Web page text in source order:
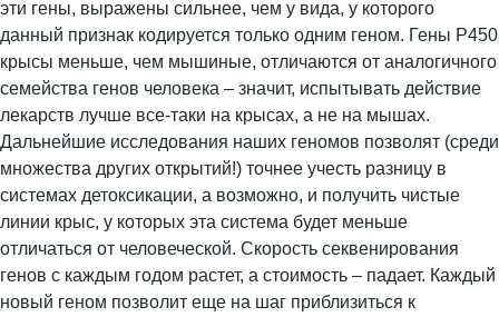
эти гены, выражены сильнее, чем у вида, у которого
данный признак кодируется только одним геном. Гены P450
крысы меньше, чем мышиные, отличаются от аналогичного
семейства генов человека – значит, испытывать действие
лекарств лучше все-таки на крысах, а не на мышах.
Дальнейшие исследования наших геномов позволят (среди
множества других открытий!) точнее учесть разницу в
системах детоксикации, а возможно, и получить чистые
линии крыс, у которых эта система будет меньше
отличаться от человеческой. Скорость секвенирования
генов с каждым годом растет, а стоимость – падает. Каждый
новый геном позволит еще на шаг приблизиться к